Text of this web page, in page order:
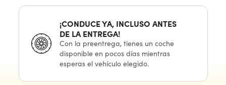
¡CONDUCE YA, INCLUSO ANTES
DE LA ENTREGA!
Con la preentrega,tienes un coche
disponible en pocosdías mientras
esperas el vehículoelegido.